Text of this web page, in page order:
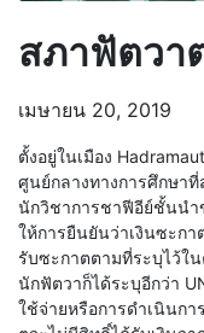
สภาฟัตวา
เมษายน 20, 2019
ตั้งอยู่ในเมือง
ศูนย์กลางทางการศึกษา
นักวิชาการชาฟีอีย์ชั้นนำ
ให้การยืนยันว่าเงินซะก
รับซะกาตตามที่ระบุไว้ใ
นักฟัตวาก็ได้ระบุอีกว่า
ใช้จ่ายหรือการดำเนินกา